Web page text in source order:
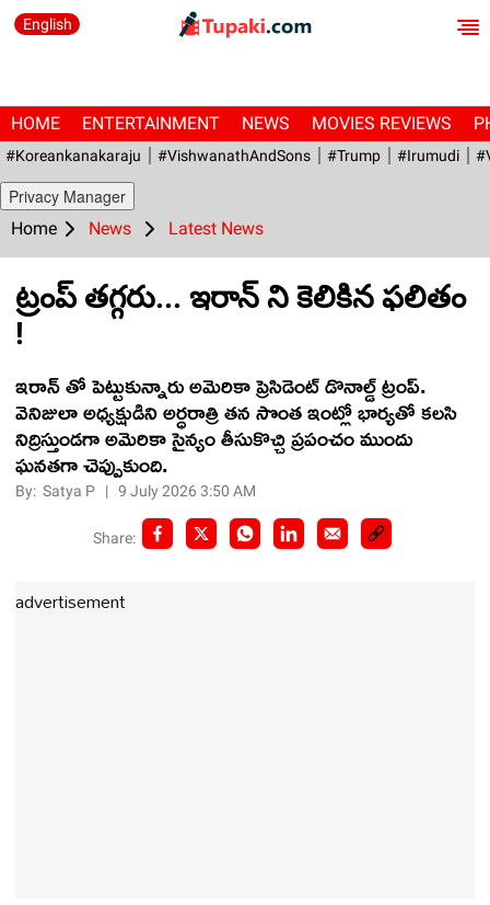
English
HOME ENTERTAINMENT NEWS MOVIES REVIEWS
#Koreankanakaraju #VishwanathAndSons #Trump #irumudi
Privacy Manager
Home News Latest News
ట్రంప్ తగ్గరు... ఇరాన్ ని కెలికిన ఫలితం
!
ఇరాన్ తో పెట్టుకున్నారు అమెరికా ప్రెసిడెంట్ డొనాల్డ్ ట్రంప్.
వెనిజులా అధ్యక్షుడిని అర్ధరాత్రి తన సొంత ఇంట్లో భార్యతో కలసి
నిద్రిస్తుండగా అమెరికా సైన్యం తీసుకొచ్చి ప్రపంచం ముందు
ఘనతగా చెప్పుకుంది.
By:Satya P |9 July 2026 3:50 AM
Share:
advertisement